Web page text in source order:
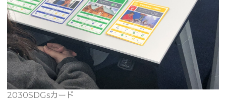
2030SDGsカード